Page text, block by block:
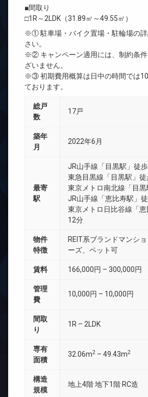
■間取り
□1R～2LDK（31.89㎡～49.55㎡）
※① 駐車場・バイク置場・駐輪場の
さい。
※② キャンペーン適用には、制約条
ざいません。
※③ 初期費用概算は日中の時間では
ております。
総戸
数
17戸
築年
月
2022年6月
最寄
駅
JR山手線「目黒駅」徒
東急目黒線「目黒駅」
東京メトロ南北線「目
JR山手線「恵比寿駅」
東京メトロ日比谷線「
12分
物件
特徴
REIT系ブランドマンシ
ーズ、ペット可
賃料 166,000円 – 300,000円
管理
費
10,000円 – 10,000円
間取
り
1R – 2LDK
専有
面積
32.06m2 – 49.43m2
構造
規模
地上4階 地下1階 RC造